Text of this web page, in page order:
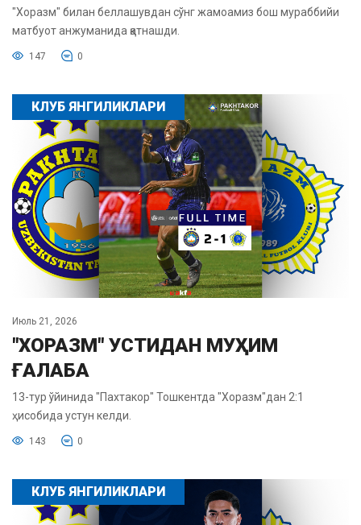
"Хоразм" билан беллашувдан сўнг жамоамиз бош мураббийи
матбуот анжуманида қатнашди.
147 0
КЛУБ ЯНГИЛИКЛАРИ
Июль 21, 2026
"ХОРАЗМ" УСТИДАН МУҲИМ
ҒАЛАБА
13-тур ўйинида "Пахтакор" Тошкентда "Хоразм"дан 2:1
ҳисобида устун келди.
143 0
КЛУБ ЯНГИЛИКЛАРИ